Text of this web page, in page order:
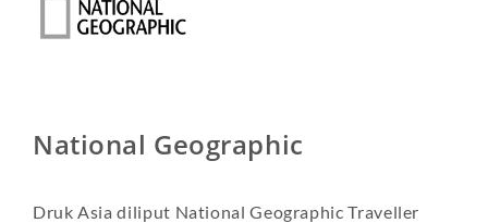
National Geographic
Druk Asia diliput National Geographic Traveller